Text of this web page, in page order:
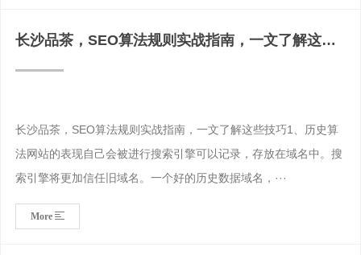
长沙品茶，SEO算法规则实战指南，一文了解这些
技巧
长沙品茶，SEO算法规则实战指南，一文了解这些技巧1、历史算
法网站的表现自己会被进行搜索引擎可以记录，存放在域名中。搜
索引擎将更加信任旧域名。一个好的历史数据域名，···
More